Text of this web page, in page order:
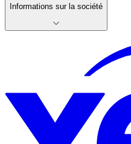
Informations sur la société